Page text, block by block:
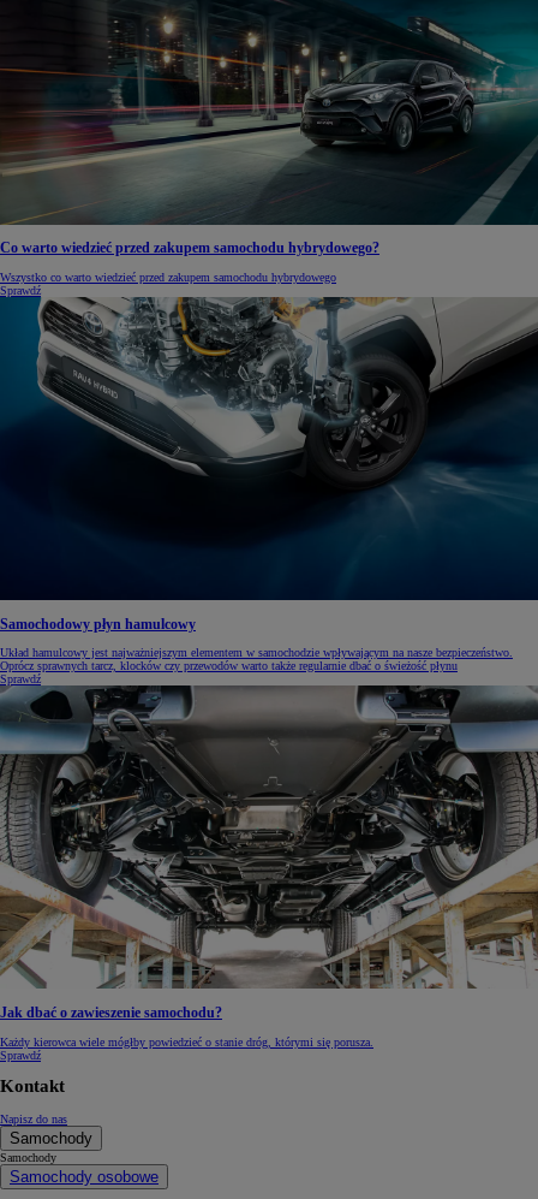
Co warto wiedzieć przed zakupem samochodu hybrydowego?
Wszystko co warto wiedzieć przed zakupem samochodu hybrydowego
Sprawdź
Samochodowy płyn hamulcowy
Układ hamulcowy jest najważniejszym elementem w samochodzie wpływającym na nasze bezpieczeństwo.
Oprócz sprawnych tarcz, klocków czy przewodów warto także regularnie dbać o świeżość płynu
Sprawdź
Jak dbać o zawieszenie samochodu?
Każdy kierowca wiele mógłby powiedzieć o stanie dróg, którymi się porusza.
Sprawdź
Kontakt
Napisz do nas
Samochody
Samochody
Samochody osobowe